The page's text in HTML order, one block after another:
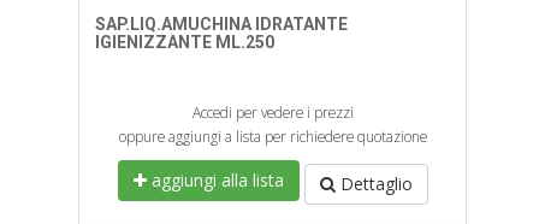
SAP.LIQ.AMUCHINA IDRATANTE
IGIENIZZANTE ML.250
Accedi per vedere i prezzi
oppure aggiungi a lista per richiedere quotazione
aggiungi alla lista Dettaglio